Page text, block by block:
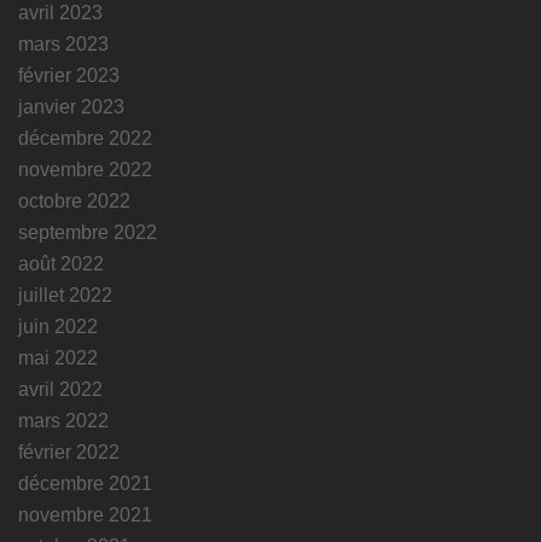
avril 2023
mars 2023
février 2023
janvier 2023
décembre 2022
novembre 2022
octobre 2022
septembre 2022
août 2022
juillet 2022
juin 2022
mai 2022
avril 2022
mars 2022
février 2022
décembre 2021
novembre 2021